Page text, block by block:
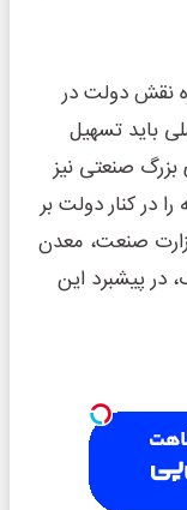
نقش دولت در
باید تسهیل
صنعتی نیز
در کنار دولت بر
صنعت، معدن
در پیشبرد این